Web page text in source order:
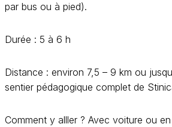
par bus ou à pied).
Durée : 5 à 6 h
Distance : environ 7,5 – 9 km ou
sentier pédagogique complet de
Comment y alller ? Avec voiture ou